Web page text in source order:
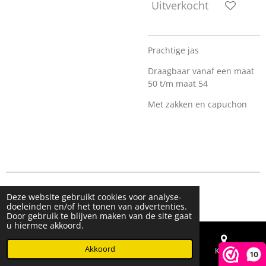
Deze website gebruikt cookies voor analyse-
doeleinden en/of het tonen van advertenties.
Door gebruik te blijven maken van de site gaat
u hiermee akkoord.
Akkoord
10
Uitverkocht
Prachtige jas
Draagbaar vanaf een maat
50 t/m maat 54
Met zakken en capuchon
© 2023 - 2026 Live & Shine
Powered byJouwWeb
Telefoonnummer Kaart